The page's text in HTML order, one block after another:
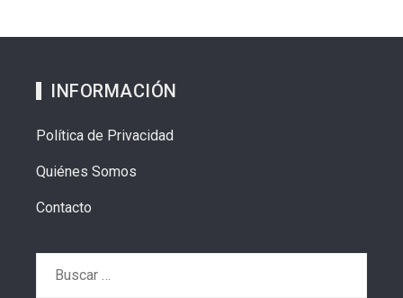
INFORMACIÓN
Política de Privacidad
Quiénes Somos
Contacto